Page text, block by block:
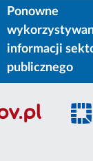
Ponowne
informacji
publicznego